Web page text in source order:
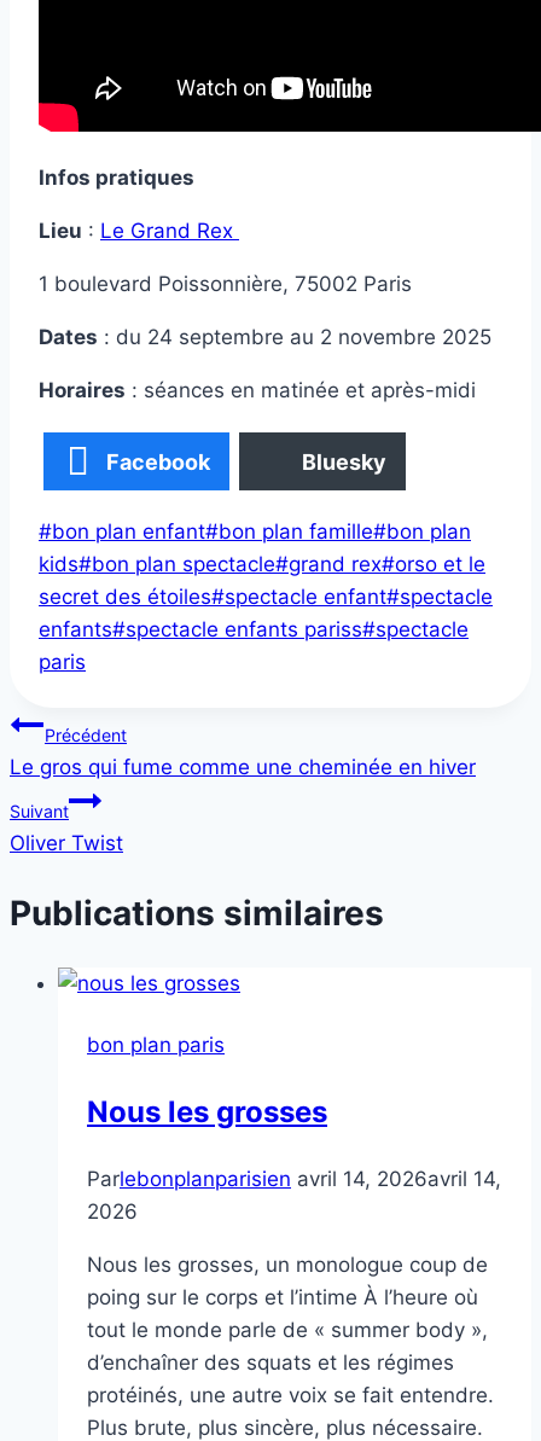
Infos pratiques
Lieu : Le Grand Rex
1 boulevard Poissonnière, 75002 Paris
Dates : du 24 septembre au 2 novembre 2025
Horaires : séances en matinée et après-midi
Facebook Bluesky
Étiquettes
de
la
publication :
#bon plan enfant#bon plan famille#bon plan
kids#bon plan spectacle#grand rex#orso et le
secret des étoiles#spectacle enfant#spectacle
enfants#spectacle enfants pariss#spectacle
paris
Navigation
de
l’article
Précédent
Le gros qui fume comme une cheminée en hiver
Suivant
Oliver Twist
Publications similaires
bon plan paris
Nous les grosses
Parlebonplanparisien avril 14, 2026avril 14,
2026
Nous les grosses, un monologue coup de
poing sur le corps et l’intime À l’heure où
tout le monde parle de « summer body »,
d’enchaîner des squats et les régimes
protéinés, une autre voix se fait entendre.
Plus brute, plus sincère, plus nécessaire.